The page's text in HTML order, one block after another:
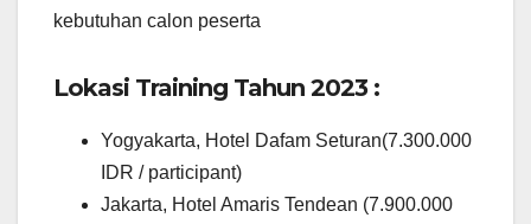
kebutuhan calon peserta
Lokasi Training Tahun 2023 :
Yogyakarta, Hotel Dafam Seturan(7.300.000
IDR / participant)
Jakarta, Hotel Amaris Tendean (7.900.000